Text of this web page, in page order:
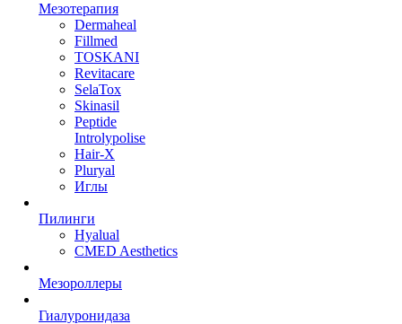
Мезотерапия
Dermaheal
Fillmed
TOSKANI
Revitacare
SelaTox
Skinasil
Peptide
Introlypolise
Hair-X
Pluryal
Иглы
Пилинги
Hyalual
CMED Aesthetics
Мезороллеры
Гиалуронидаза